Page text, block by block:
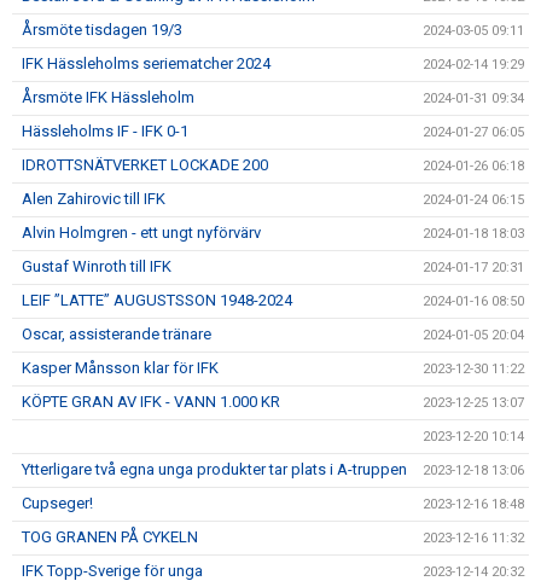
Årsmöte tisdagen 19/3 2024-03-05 09:11
IFK Hässleholms seriematcher 2024 2024-02-14 19:29
Årsmöte IFK Hässleholm 2024-01-31 09:34
Hässleholms IF - IFK 0-1 2024-01-27 06:05
IDROTTSNÄTVERKET LOCKADE 200 2024-01-26 06:18
Alen Zahirovic till IFK 2024-01-24 06:15
Alvin Holmgren - ett ungt nyförvärv 2024-01-18 18:03
Gustaf Winroth till IFK 2024-01-17 20:31
LEIF ”LATTE” AUGUSTSSON 1948-2024 2024-01-16 08:50
Oscar, assisterande tränare 2024-01-05 20:04
Kasper Månsson klar för IFK 2023-12-30 11:22
KÖPTE GRAN AV IFK - VANN 1.000 KR 2023-12-25 13:07
2023-12-20 10:14
Ytterligare två egna unga produkter tar plats i A-truppen 2023-12-18 13:06
Cupseger! 2023-12-16 18:48
TOG GRANEN PÅ CYKELN 2023-12-16 11:32
IFK Topp-Sverige för unga 2023-12-14 20:32